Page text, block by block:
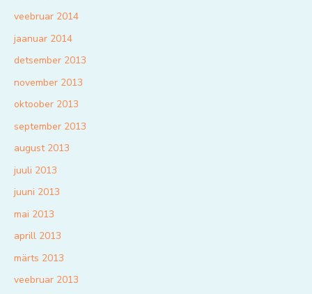
veebruar 2014
jaanuar 2014
detsember 2013
november 2013
oktoober 2013
september 2013
august 2013
juuli 2013
juuni 2013
mai 2013
aprill 2013
märts 2013
veebruar 2013